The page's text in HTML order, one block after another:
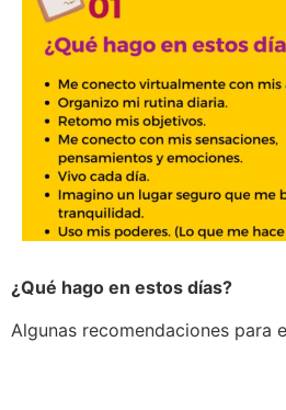
¿Qué hago en estos días?
Algunas recomendaciones para